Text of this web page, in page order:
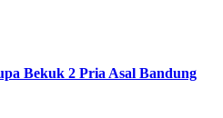
Bekuk 2 Pria Asal Bandung